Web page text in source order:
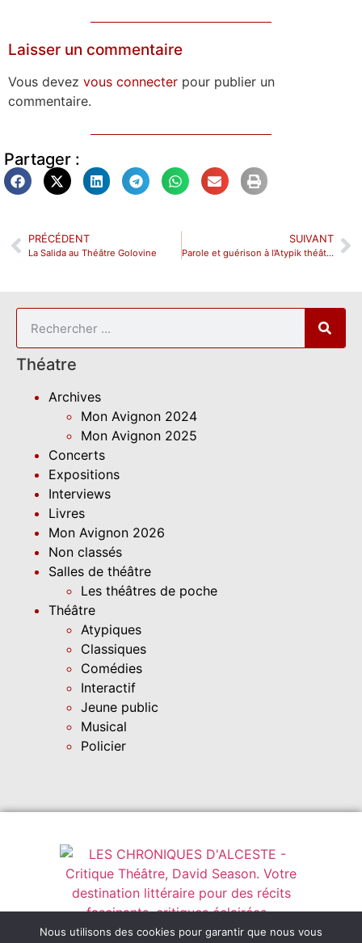
Théatre
Archives
Mon Avignon 2024
Mon Avignon 2025
Concerts
Expositions
Interviews
Livres
Mon Avignon 2026
Non classés
Salles de théâtre
Les théâtres de poche
Théâtre
Atypiques
Classiques
Comédies
Interactif
Jeune public
Musical
Policier
Laisser un commentaire
Vous devez vous connecter pour publier un
commentaire.
Partager :
PRÉCÉDENT
La Salida au Théâtre Golovine
SUIVANT
Parole et guérison à l’Atypik théâtre
Instagram leschroniquesdalceste@outlook.fr
Nous utilisons des cookies pour garantir que nous vous